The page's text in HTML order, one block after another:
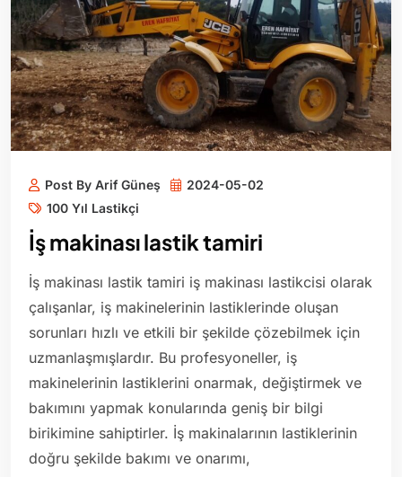
Post By Arif Güneş
2024-05-02
100 Yıl Lastikçi
İş makinası lastik tamiri
İş makinası lastik tamiri iş makinası lastikcisi olarak
çalışanlar, iş makinelerinin lastiklerinde oluşan
sorunları hızlı ve etkili bir şekilde çözebilmek için
uzmanlaşmışlardır. Bu profesyoneller, iş
makinelerinin lastiklerini onarmak, değiştirmek ve
bakımını yapmak konularında geniş bir bilgi
birikimine sahiptirler. İş makinalarının lastiklerinin
doğru şekilde bakımı ve onarımı,